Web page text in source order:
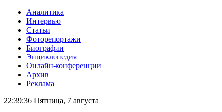
Аналитика
Интервью
Статьи
Фоторепортажи
Биографии
Энциклопедия
Онлайн-конференции
Архив
Реклама
22:39:37 Пятница, 7 августа